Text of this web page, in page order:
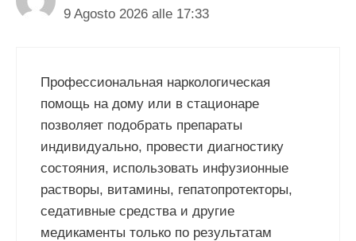
9 Agosto 2026 alle 17:33
Профессиональная наркологическая
помощь на дому или в стационаре
позволяет подобрать препараты
индивидуально, провести диагностику
состояния, использовать инфузионные
растворы, витамины, гепатопротекторы,
седативные средства и другие
медикаменты только по результатам